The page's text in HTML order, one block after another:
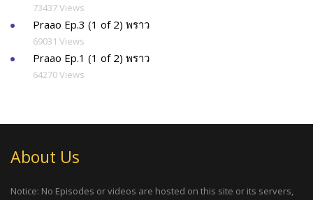
73437 Views
Praao Ep.3 (1 of 2) พราว
69031 Views
Praao Ep.1 (1 of 2) พราว
64270 Views
About Us
Notice: No Episodes or videos are hosted on this site or its servers,